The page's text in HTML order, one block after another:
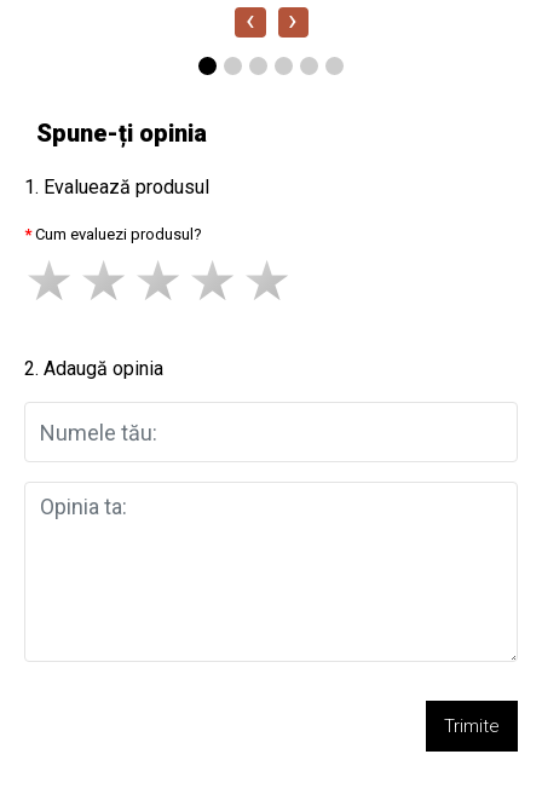
‹ ›
Spune-ți opinia
1. Evaluează produsul
Cum evaluezi produsul?
2. Adaugă opinia
Trimite